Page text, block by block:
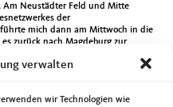
verwalten
wir Technologien wie
Am Neustädter Feld und Mitte
der
mich dann am Mittwoch in die
zurück nach Magdeburg zur
Synagoge um gemeinsam mit vielen